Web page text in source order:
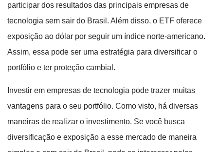
participar dos resultados das principais empresas de
tecnologia sem sair do Brasil. Além disso, o ETF oferece
exposição ao dólar por seguir um índice norte-americano.
Assim, essa pode ser uma estratégia para diversificar o
portfólio e ter proteção cambial.
Investir em empresas de tecnologia pode trazer muitas
vantagens para o seu portfólio. Como visto, há diversas
maneiras de realizar o investimento. Se você busca
diversificação e exposição a esse mercado de maneira